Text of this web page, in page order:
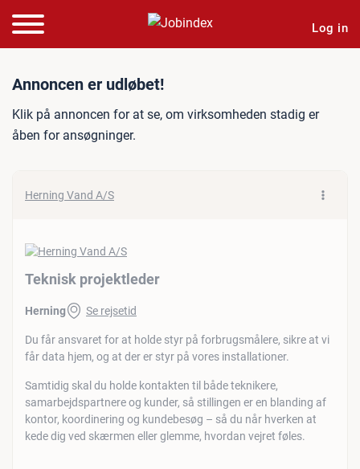
Log in
Jobannonce: Teknisk
Annoncen er udløbet!
Klik på annoncen for at se, om virksomheden stadig er
åben for ansøgninger.
Herning Vand A/S
Teknisk projektleder
Herning Se rejsetid
Du får ansvaret for at holde styr på forbrugsmålere, sikre at vi
får data hjem, og at der er styr på vores installationer.
Samtidig skal du holde kontakten til både teknikere,
samarbejdspartnere og kunder, så stillingen er en blanding af
kontor, koordinering og kundebesøg – så du når hverken at
kede dig ved skærmen eller glemme, hvordan vejret føles.